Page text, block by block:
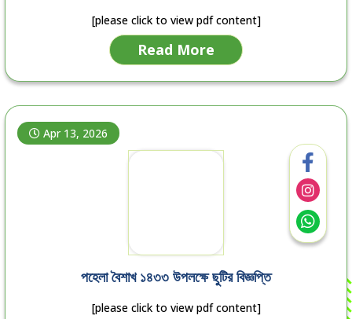
[please click to view pdf content]
Read More
Apr 13, 2026
পহেলা বৈশাখ ১৪৩৩ উপলক্ষে ছুটির বিজ্ঞপ্তি
[please click to view pdf content]